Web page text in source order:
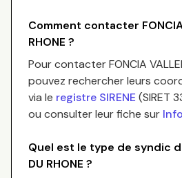
Comment contacter
RHONE ?
Pour contacterFONCIA
pouvez rechercher leurs
via le registre SIRENE (SIRET
ou consulter leur fiche sur
Quel est le type de syndic
DU RHONE ?